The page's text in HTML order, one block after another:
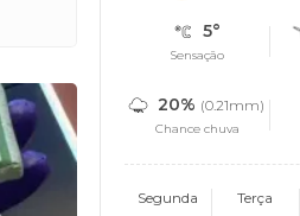
5°
Sensação
20% (0.21mm)
Chance chuva
Segunda Terça